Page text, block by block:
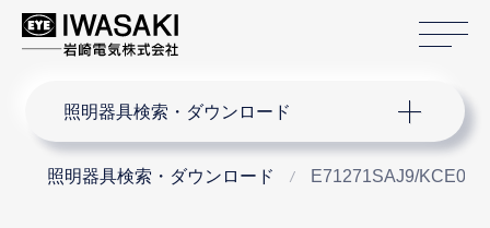
照明器具検索・ダウンロード
照明器具検索・ダウンロード E71271SAJ9/